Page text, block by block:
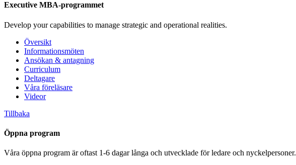
Executive MBA-programmet
Develop your capabilities to manage strategic and operational realities.
Översikt
Informationsmöten
Ansökan & antagning
Curriculum
Deltagare
Våra föreläsare
Videor
Tillbaka
Öppna program
Våra öppna program är oftast 1-6 dagar långa och utvecklade för ledare och nyckelpersoner.